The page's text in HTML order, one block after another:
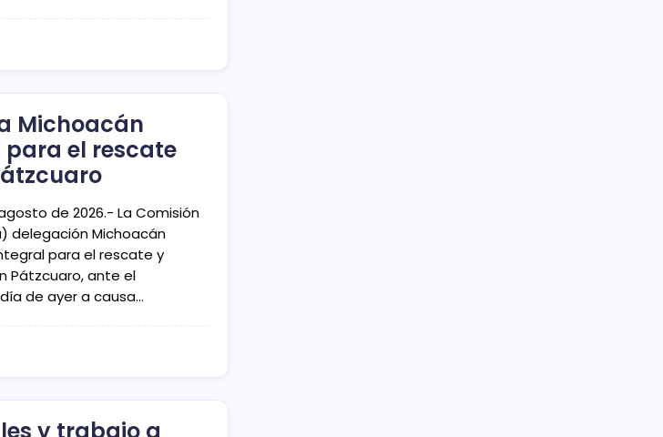
Michoacán
el rescate
de 2026.- La Comisión
delegación Michoacán
para el rescate y
Pátzcuaro, ante el
de ayer a causa…